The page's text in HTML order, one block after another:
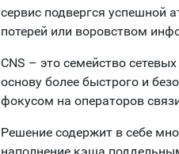
сервис подвергся успешной
потерей или воровством
CNS – это семейство
основу более быстрого и
фокусом на операторов
Решение содержит в себе